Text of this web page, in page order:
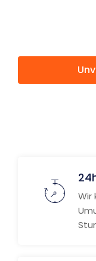
Wir